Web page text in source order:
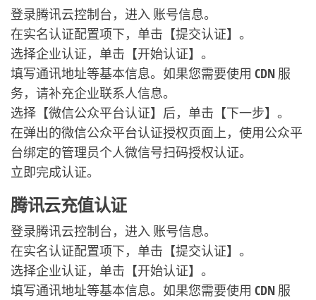
登录腾讯云控制台，进入 账号信息。
在实名认证配置项下，单击【提交认证】。
选择企业认证，单击【开始认证】。
填写通讯地址等基本信息。如果您需要使用 CDN 服
务，请补充企业联系人信息。
选择【微信公众平台认证】后，单击【下一步】。
在弹出的微信公众平台认证授权页面上，使用公众平
台绑定的管理员个人微信号扫码授权认证。
立即完成认证。
腾讯云充值认证
登录腾讯云控制台，进入 账号信息。
在实名认证配置项下，单击【提交认证】。
选择企业认证，单击【开始认证】。
填写通讯地址等基本信息。如果您需要使用 CDN 服